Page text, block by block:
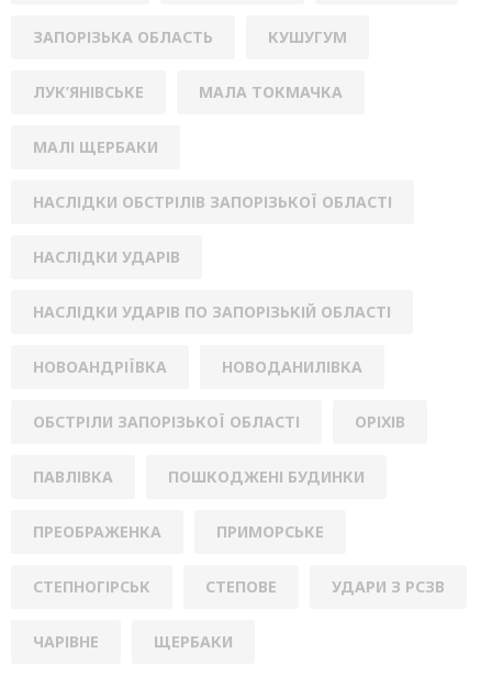
ЗАПОРІЗЬКА ОБЛАСТЬ КУШУГУМ
ЛУК’ЯНІВСЬКЕ МАЛА ТОКМАЧКА
МАЛІ ЩЕРБАКИ
НАСЛІДКИ ОБСТРІЛІВ ЗАПОРІЗЬКОЇ ОБЛАСТІ
НАСЛІДКИ УДАРІВ
НАСЛІДКИ УДАРІВ ПО ЗАПОРІЗЬКІЙ ОБЛАСТІ
НОВОАНДРІЇВКА НОВОДАНИЛІВКА
ОБСТРІЛИ ЗАПОРІЗЬКОЇ ОБЛАСТІ ОРІХІВ
ПАВЛІВКА ПОШКОДЖЕНІ БУДИНКИ
ПРЕОБРАЖЕНКА ПРИМОРСЬКЕ
СТЕПНОГІРСЬК СТЕПОВЕ УДАРИ З РСЗВ
ЧАРІВНЕ ЩЕРБАКИ